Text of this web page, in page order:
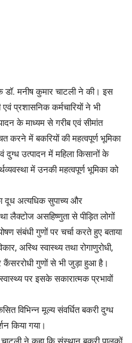
डॉ. मनीष कुमार चाटली ने की। इस
प्रशासनिक कर्मचारियों ने भी
के माध्यम से गरीब एवं सीमांत
करने में बकरियों की महत्वपूर्ण भूमिका
दुग्ध उत्पादन में महिला किसानों के
में उनकी महत्वपूर्ण भूमिका को
दूध अत्यधिक सुपाच्य और
लैक्टोज असहिष्णुता से पीड़ित लोगों
संबंधी गुणों पर चर्चा करते हुए बताया
अस्थि स्वास्थ्य तथा रोगाणुरोधी,
गुणों से भी जुड़ा हुआ है।
पर इसके सकारात्मक प्रभावों
विभिन्न मूल्य संवर्धित बकरी दुग्ध
किया गया।